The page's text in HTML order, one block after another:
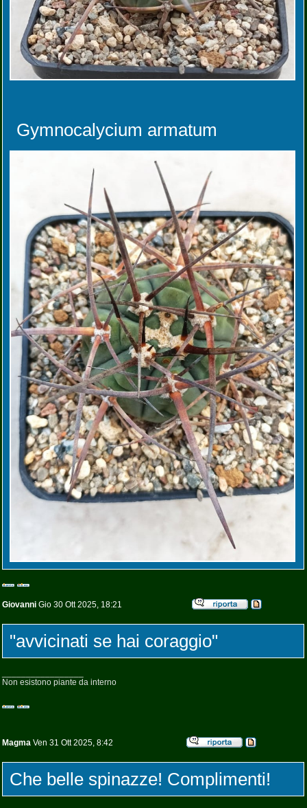
Gymnocalycium armatum
Giovanni Gio 30 Ott 2025, 18:21
"avvicinati se hai coraggio"
Non esistono piante da interno
Magma Ven 31 Ott 2025, 8:42
Che belle spinazze! Complimenti!